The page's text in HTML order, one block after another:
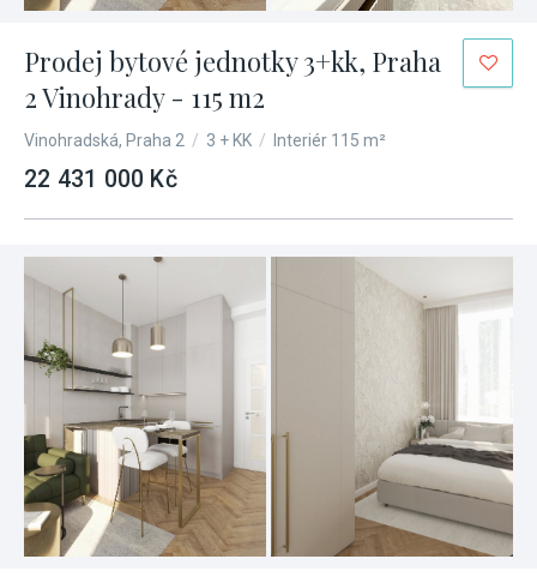
Prodej bytové jednotky 3+kk, Praha
2 Vinohrady - 115 m2
Vinohradská, Praha 2 / 3 + KK / Interiér 115 m²
22 431 000 Kč